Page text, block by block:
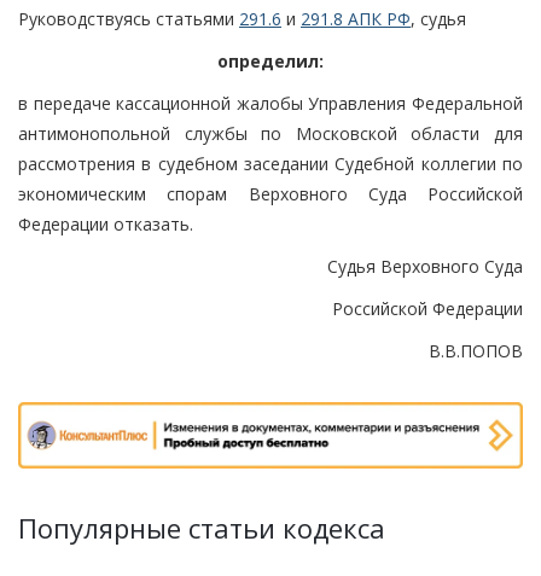
Руководствуясь статьями 291.6 и 291.8 АПК РФ, судья
определил:
в передаче кассационной жалобы Управления Федеральной
антимонопольной службы по Московской области для
рассмотрения в судебном заседании Судебной коллегии по
экономическим спорам Верховного Суда Российской
Федерации отказать.
Судья Верховного Суда
Российской Федерации
В.В.ПОПОВ
Популярные статьи кодекса